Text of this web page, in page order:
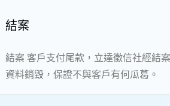
結案
結案 客戶支付尾款，立達徵信社經結
資料銷毀，保證不與客戶有何瓜葛。